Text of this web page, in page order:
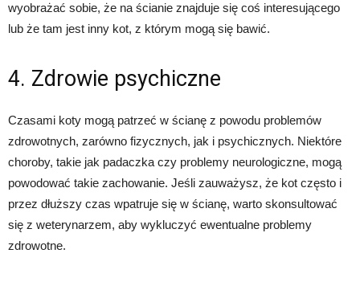
wyobrażać sobie, że na ścianie znajduje się coś interesującego
lub że tam jest inny kot, z którym mogą się bawić.
4. Zdrowie psychiczne
Czasami koty mogą patrzeć w ścianę z powodu problemów
zdrowotnych, zarówno fizycznych, jak i psychicznych. Niektóre
choroby, takie jak padaczka czy problemy neurologiczne, mogą
powodować takie zachowanie. Jeśli zauważysz, że kot często i
przez dłuższy czas wpatruje się w ścianę, warto skonsultować
się z weterynarzem, aby wykluczyć ewentualne problemy
zdrowotne.